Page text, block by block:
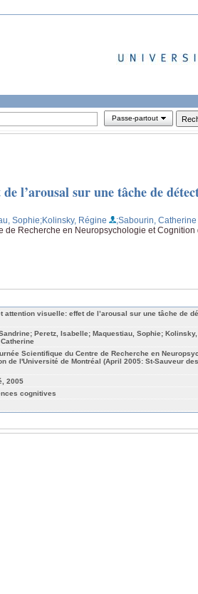
Passe-partout
l’arousal sur une tâche de
Sophie;Kolinsky, Régine
;Sabourin, Catherine
de Recherche en Neuropsychologie et
attention visuelle: effet de l’arousal sur une tâche de
Peretz, Isabelle; Maquestiau, Sophie;
Scientifique du Centre de Recherche en
de l'Université de Montréal (April 2005: St-Sauveur des
2005
cognitives